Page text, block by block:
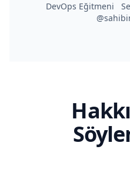
DevOps Eğitmeni